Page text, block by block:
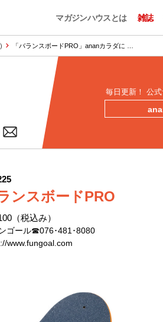
マガジンハウスとは 雑誌
「バランスボードPRO」ananカラダに …
毎日更新！ 公
ンスボードPRO
（税込み）
ゴール☎076･481･8080
www.fungoal.com